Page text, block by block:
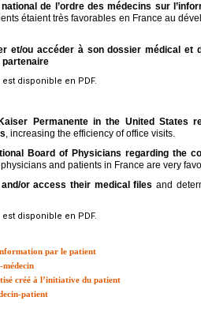
de l’ordre des médecins sur
étaient très favorables en France au
et/ou accéder à son dossier médical et
partenaire
disponible en PDF.
Permanente in the United States
, increasing the efficiency of office visits.
Board of Physicians regarding the
and patients in France are very
or access their medical files and
disponible en PDF.
par le patient
créé à l’initiative du patient
patient